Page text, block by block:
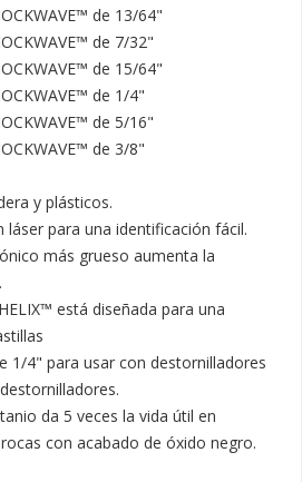
de 13/64"
de 7/32"
de 15/64"
de 1/4"
de 5/16"
de 3/8"
y plásticos.
para una identificación fácil.
más grueso aumenta la
está diseñada para una
1/4" para usar con destornilladores
da 5 veces la vida útil en
con acabado de óxido negro.